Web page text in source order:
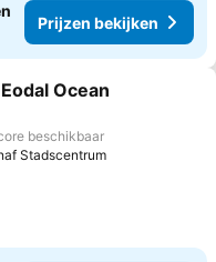
Prijzen bekijken
aan favorieten
Ocean
beschikbaar
Stadscentrum